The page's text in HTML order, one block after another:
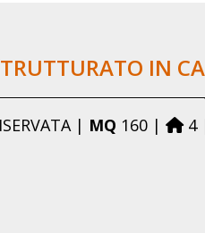
IN
| MQ 160 | 4